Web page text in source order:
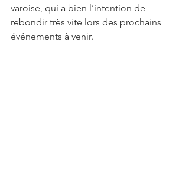
varoise, qui a bien l’intention de
rebondir très vite lors des prochains
événements à venir.